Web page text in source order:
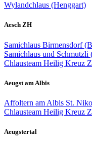
Wylandchlaus (Henggart)
Aesch ZH
Samichlaus Birmensdorf
Samichlaus und Schmutzli
Chlausteam Heilig Kreuz
Aeugst am Albis
Affoltern am Albis St.
Chlausteam Heilig Kreuz
Aeugstertal